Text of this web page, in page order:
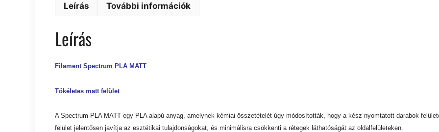
Leírás További információk
Leírás
Filament Spectrum PLA MATT
Tökéletes matt felület
A Spectrum PLA MATT egy PLA alapú anyag, amelynek kémiai összetételét úgy módosították, hogy a kész nyomtatott darabok
felület jelentősen javítja az esztétikai tulajdonságokat, és minimálisra csökkenti a rétegek láthatóságát az oldalfelületeken.